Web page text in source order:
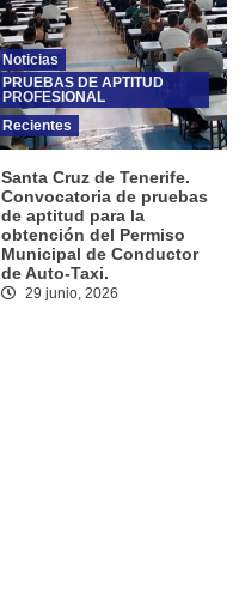
Noticias
PRUEBAS DE APTITUD
PROFESIONAL
Recientes
Santa Cruz de Tenerife.
Convocatoria de pruebas
de aptitud para la
obtención del Permiso
Municipal de Conductor
de Auto-Taxi.
29 junio, 2026